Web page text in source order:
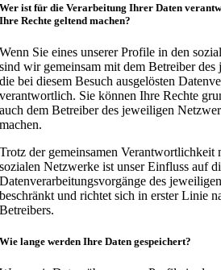
Wer ist für die Verarbeitung Ihrer Daten
Ihre Rechte geltend machen?
Wenn Sie eines unserer Profile in den
sind wir gemeinsam mit dem Betreiber
die bei diesem Besuch ausgelösten
verantwortlich. Sie können Ihre Rechte
auch dem Betreiber des jeweiligen
machen.
Trotz der gemeinsamen Verantwortlichkeit
sozialen Netzwerke ist unser Einfluss auf
Datenverarbeitungsvorgänge des
beschränkt und richtet sich in erster Linie
Betreibers.
Wie lange werden Ihre Daten gespeichert?